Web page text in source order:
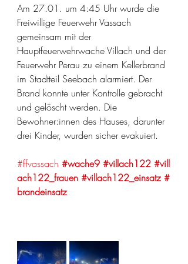
Am 27.01. um 4:45 Uhr wurde die
Freiwillige Feuerwehr Vassach
gemeinsam mit der
Hauptfeuerwehrwache Villach und der
Feuerwehr Perau zu einem Kellerbrand
im Stadtteil Seebach alarmiert. Der
Brand konnte unter Kontrolle gebracht
und gelöscht werden. Die
Bewohner:innen des Hauses, darunter
drei Kinder, wurden sicher evakuiert.
#ffvassach #wache9 #villach122 #vill
ach122_frauen #villach122_einsatz #
brandeinsatz